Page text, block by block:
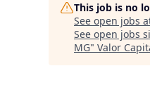
This job is no
See open jobs
See open jobs
MG" Valor